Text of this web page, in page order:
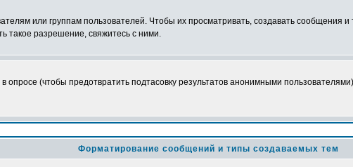
или группам пользователей. Чтобы их просматривать, создавать сообщения
такое разрешение, свяжитесь с ними.
опросе (чтобы предотвратить подтасовку результатов анонимными
Форматирование сообщений и типы создаваемых тем